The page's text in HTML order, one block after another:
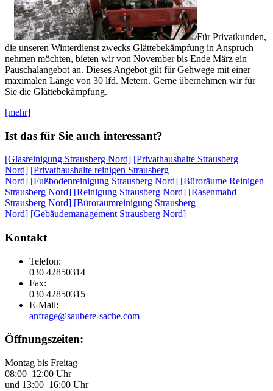
Für Privatkunden,
die unseren Winterdienst zwecks Glättebekämpfung in Anspruch
nehmen möchten, bieten wir von November bis Ende März ein
Pauschalangebot an. Dieses Angebot gilt für Gehwege mit einer
maximalen Länge von 30 lfd. Metern. Gerne übernehmen wir für
Sie die Glättebekämpfung.
[mehr]
Ist das für Sie auch interessant?
[Glasreinigung Strausberg Nord] [Privathaushalte Strausberg
Nord] [Privathaushalte reinigen Strausberg
Nord] [Fußbodenreinigung Strausberg Nord] [Büroräume Reinigen
Strausberg Nord] [Reinigung Strausberg Nord] [Rasenmahd
Strausberg Nord] [Büroraumreinigung Strausberg
Nord] [Gebäudemanagement Strausberg Nord]
Kontakt
Telefon:
030 42850314
Fax:
030 42850315
E-Mail:
anfrage@saubere-sache.com
Öffnungszeiten:
Montag bis Freitag
08:00–12:00 Uhr
und 13:00–16:00 Uhr